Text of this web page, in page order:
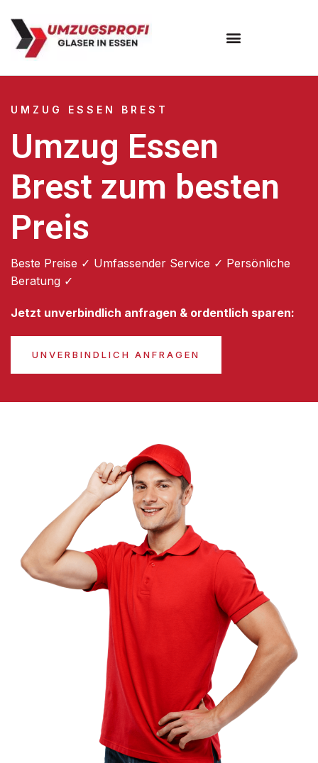
UMZUG ESSEN BREST
Umzug Essen
Brest zum besten
Preis
Beste Preise ✓ Umfassender Service ✓ Persönliche
Beratung ✓
Jetzt unverbindlich anfragen & ordentlich sparen:
UNVERBINDLICH ANFRAGEN